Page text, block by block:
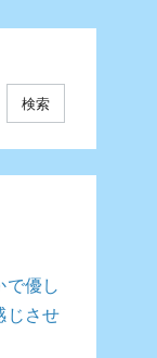
検索
優し
じさせ